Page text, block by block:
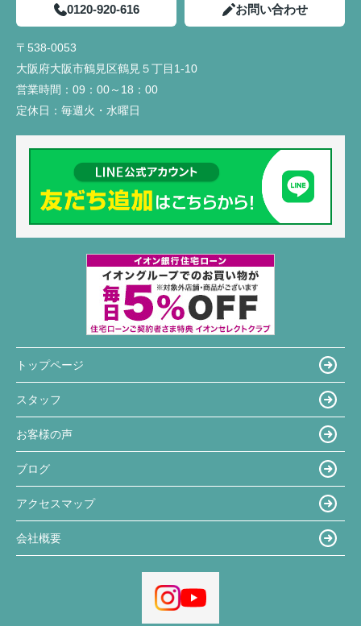
0120-920-616 お問い合わせ
〒538-0053
大阪府大阪市鶴見区鶴見５丁目1-10
営業時間： 09：00～18：00
定休日： 毎週火・水曜日
トップページ
スタッフ
お客様の声
ブログ
アクセスマップ
会社概要